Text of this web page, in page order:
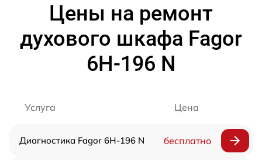
Цены на ремонт
духового шкафа Fagor
6H-196 N
Услуга Цена
Диагностика Fagor 6H-196 N бесплатно